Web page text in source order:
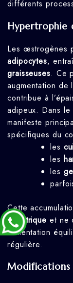
différents
Hypertrophie
Les œstrogènes
adipocytes,
graisseuses. Ce
augmentation
contribue à
adipeux. Dans
manifeste
spécifiques du
les
les
les
Cette
symétrique et ne
alimentation
régulière.
Modifications